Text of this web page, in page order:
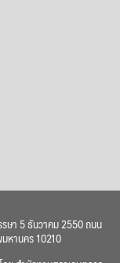
ษา 5 ธันวาคม 2550 ถนน
หานคร 10210